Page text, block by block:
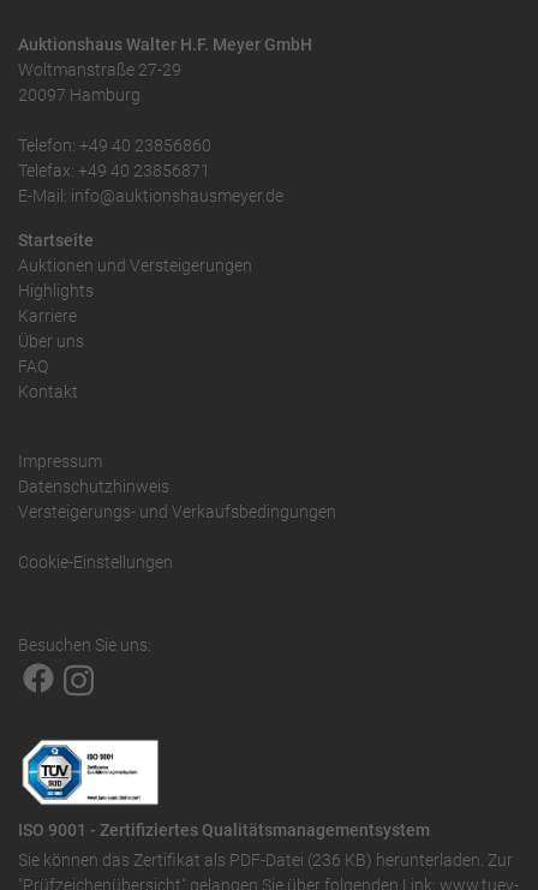
Auktionshaus Walter H.F. Meyer GmbH
Woltmanstraße 27-29
20097 Hamburg
Telefon: +49 40 23856860
Telefax: +49 40 23856871
E-Mail: info@auktionshausmeyer.de
Startseite
Auktionen und Versteigerungen
Highlights
Karriere
Über uns
FAQ
Kontakt
Impressum
Datenschutzhinweis
Versteigerungs- und Verkaufsbedingungen
Cookie-Einstellungen
Besuchen Sie uns:
ISO 9001 - Zertifiziertes Qualitätsmanagementsystem
Sie können das Zertifikat als PDF-Datei (236 KB) herunterladen. Zur
"Prüfzeichenübersicht" gelangen Sie über folgenden Link: www.tuev-